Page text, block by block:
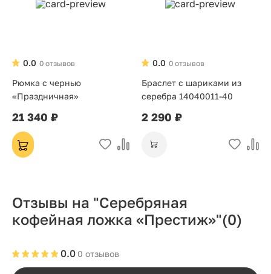
0 отзывов
0.0
Рюмка с чернью
«Праздничная»
21 340 ₽
0 отзывов
0.0
Браслет с шариками из
серебра 14040011-40
2 290 ₽
Отзывы на "Серебряная
кофейная ложка «Престиж»"(0)
0 отзывов
0.0